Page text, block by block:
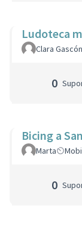
Ludoteca
Clara
0
Bicing a
Marta
0